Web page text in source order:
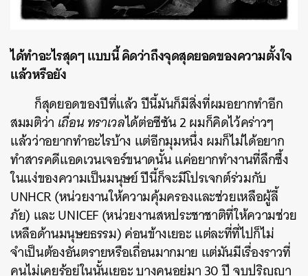
ได้ทำอะไรสุดๆ แบบนี้ คิดว่าถึงจุดสุดยอดของความตั้งใจ
แล้วหรือยัง
ก็สุดยอดของปีที่แล้ว ปีนี้มันก็มีสิ่งที่ผมอยากทำอีก
สมมติว่า เถื่อน ทราเวลได้ต่อซีซัน 2 ผมก็คิดไว้คร่าวๆ
แล้วว่าอยากทำอะไรบ้าง แต่อีกมุมหนึ่ง ผมก็ไม่ได้อยาก
ทำสารคดีแอดเวนเจอร์ขนาดนั้น แค่อยากทำงานที่ลึกซึ้ง
ในแง่ของความเป็นมนุษย์ ปีนี้ก็จะมีโปรเจกต์ร่วมกับ
UNHCR (หน่วยงานให้ความคุ้มครองและช่วยเหลือผู้ลี้
ภัย) และ UNICEF (หน่วยงานสหประชาชาติที่ให้ความช่วย
เหลือด้านมนุษยธรรม) ค่อนข้างเยอะ แต่ละที่ที่ไปก็ไม่
จำเป็นต้องอันตรายหรือเถื่อนมากมาย แต่มันมีเรื่องราวที่
คนไม่เคยรู้อยู่ในนั้นเยอะ บางคนอยู่มา 30 ปี จบปริญญา